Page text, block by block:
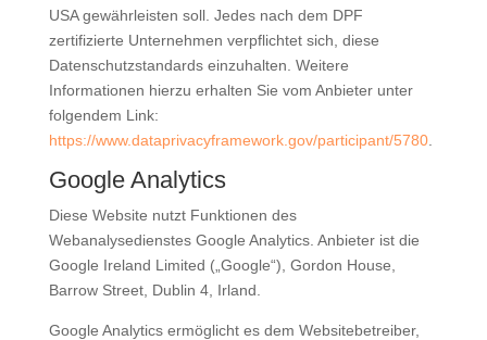
USA gewährleisten soll. Jedes nach dem DPF
zertifizierte Unternehmen verpflichtet sich, diese
Datenschutzstandards einzuhalten. Weitere
Informationen hierzu erhalten Sie vom Anbieter unter
folgendem Link:
https://www.dataprivacyframework.gov/participant/5780.
Google Analytics
Diese Website nutzt Funktionen des
Webanalysedienstes Google Analytics. Anbieter ist die
Google Ireland Limited („Google“), Gordon House,
Barrow Street, Dublin 4, Irland.
Google Analytics ermöglicht es dem Websitebetreiber,